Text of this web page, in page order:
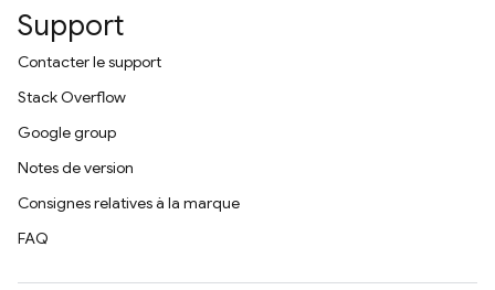
Support
Contacter le support
Stack Overflow
Google group
Notes de version
Consignes relatives à la marque
FAQ